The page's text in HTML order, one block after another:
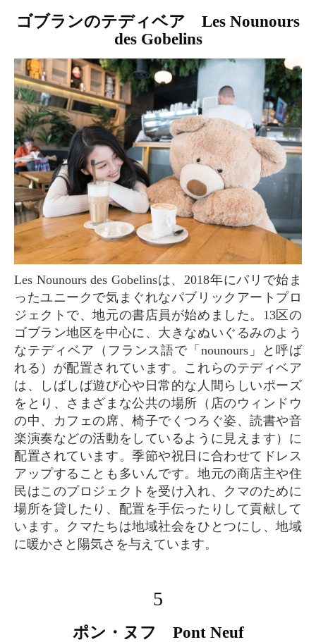
ゴブランのテディベア Les Nounours
des Gobelins
Les Nounours des Gobelinsは、2018年にパリで始ま
ったユニークで気まぐれなパブリックアートプロ
ジェクトで、地元の書店員が始めました。13区の
ゴブラン地区を中心に、大きなぬいぐるみのよう
なテディベア（フランス語で「nounours」と呼ば
れる）が配置されています。これらのテディベア
は、しばしば遊び心や日常的な人間らしいポーズ
をとり、さまざまな公共の場所（店のウィンドウ
の中、カフェの席、椅子でくつろぐ姿、読書や音
楽演奏などの活動をしているように見えます）に
配置されています。季節や祝日に合わせてドレス
アップすることも多いんです。地元の商店主や住
民はこのプロジェクトを受け入れ、クマのために
場所を貸したり、配置を手伝ったりして貢献して
います。クマたちは地域社会をひとつにし、地域
に暖かさと陽気さを与えています。
5
ポン・ヌフ Pont Neuf